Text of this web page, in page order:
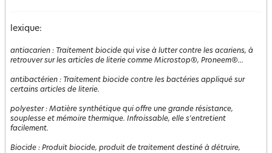
lexique:
antiacarien : Traitement biocide qui vise à lutter contre les acariens, à
retrouver sur les articles de literie comme Microstop®, Proneem®...
antibactérien : Traitement biocide contre les bactéries appliqué sur
certains articles de literie.
polyester: Matière synthétique qui offre une grande résistance,
souplesse et mémoire thermique. Infroissable, elle s'entretient
facilement.
Biocide : Produit biocide, produit de traitement destiné à détruire,